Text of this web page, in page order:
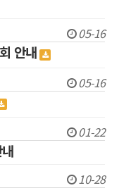
05-16
안내
05-16
01-22
10-28